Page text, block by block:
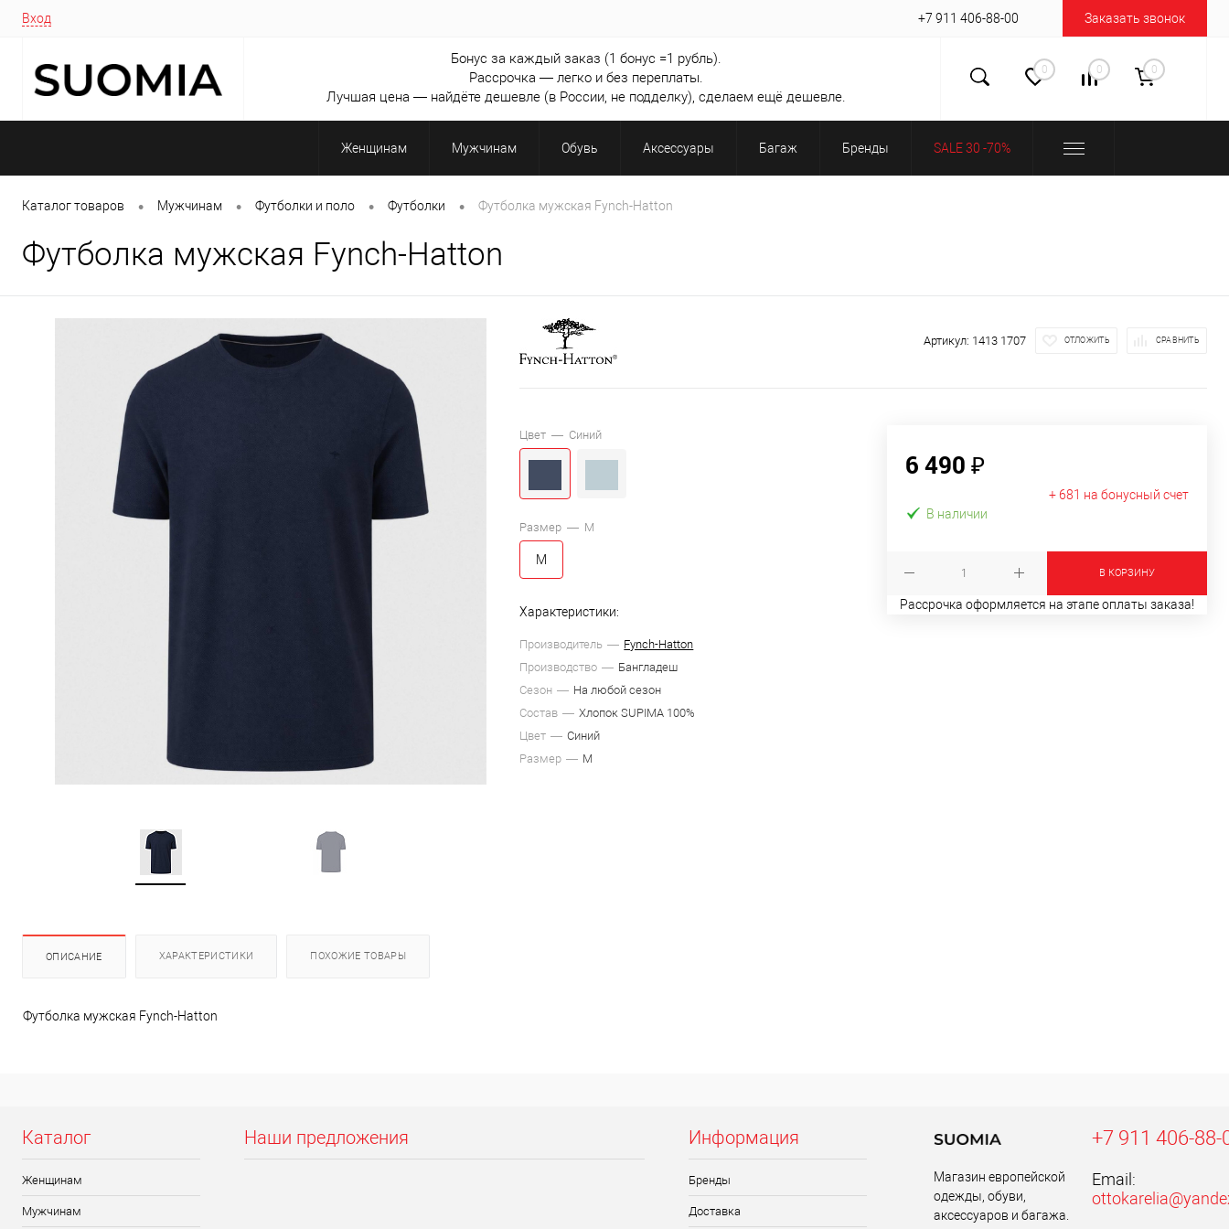
Вход +7 911 406-88-00 Заказать звонок
Бонус за каждый заказ (1 бонус =1 рубль).
Рассрочка — легко и без переплаты.
Лучшая цена — найдёте дешевле (в России, не подделку), сделаем ещё дешевле.
0 0 0
Женщинам Мужчинам Обувь Аксессуары Багаж Бренды SALE 30 -70%
Каталог товаров • Мужчинам • Футболки и поло • Футболки • Футболка мужская Fynch-Hatton
Футболка мужская Fynch-Hatton
Артикул: 1413 1707 ОТЛОЖИТЬ СРАВНИТЬ
Цвет — Синий
Размер — M
M
Характеристики:
Производитель
Fynch-Hatton
Производство
Бангладеш
Сезон
На любой сезон
Состав
Хлопок SUPIMA 100%
Цвет
Синий
Размер
M
6 490 ₽
+ 681 на бонусный счет
В наличии
В КОРЗИНУ
Рассрочка оформляется на этапе оплаты заказа!
ОПИСАНИЕ ХАРАКТЕРИСТИКИ ПОХОЖИЕ ТОВАРЫ
Футболка мужская Fynch-Hatton
Каталог
Женщинам
Мужчинам
Наши предложения Информация
Бренды
Доставка
Магазин европейской
одежды, обуви,
аксессуаров и багажа.
+7 911 406-88-
Email: